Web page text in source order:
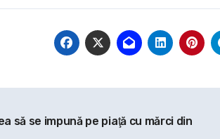
să se impună pe piaţă cu mărci din